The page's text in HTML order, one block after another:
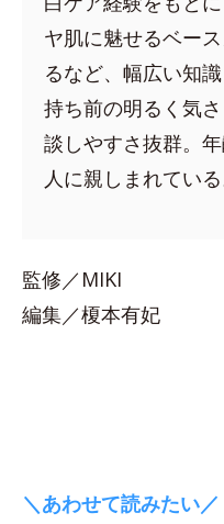
ヤ肌に魅せるベー
るなど、幅広い知
持ち前の明るく気
談しやすさ抜群。
人に親しまれている
監修／MIKI
編集／榎本有妃
＼あわせて読みたい／